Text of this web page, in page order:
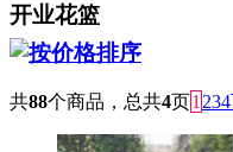
开业花篮
共88个商品，总共4页1 234